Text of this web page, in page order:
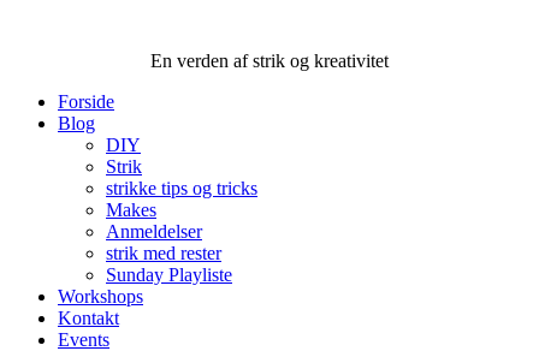
En verden af strik og kreativitet
Forside
Blog
DIY
Strik
strikke tips og tricks
Makes
Anmeldelser
strik med rester
Sunday Playliste
Workshops
Kontakt
Events